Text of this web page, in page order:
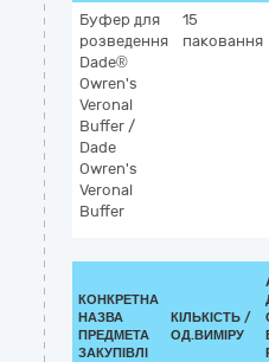
Буфер для
розведення
Dade®
Owren's
Veronal
Buffer /
Dade
Owren's
Veronal
Buffer
15
паковання
КОНКРЕТНА
НАЗВА
ПРЕДМЕТА
ЗАКУПІВЛІ
КІЛЬКІСТЬ /
ОД.ВИМІРУ